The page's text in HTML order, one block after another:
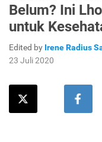
Belum? Ini
untuk
Edited by Irene Radius
23 Juli 2020